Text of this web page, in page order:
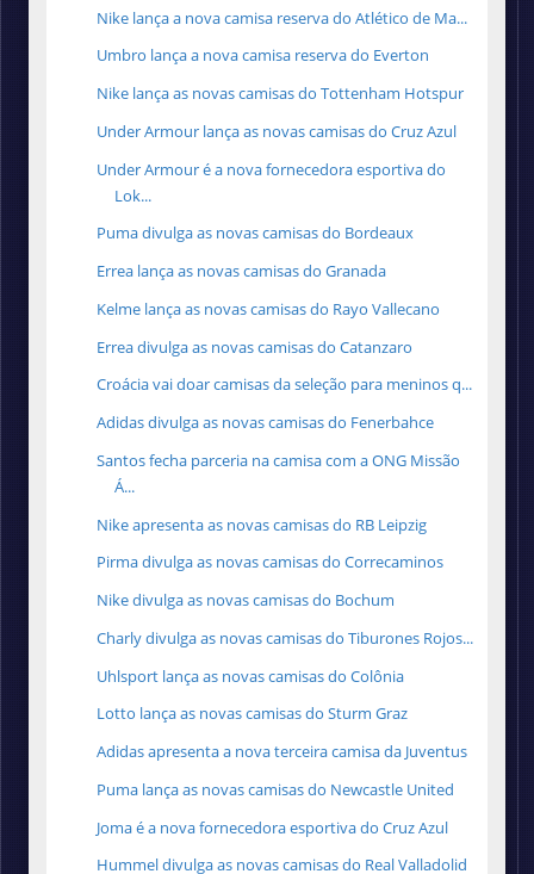
Nike lança a nova camisa reserva do Atlético de Ma...
Umbro lança a nova camisa reserva do Everton
Nike lança as novas camisas do Tottenham Hotspur
Under Armour lança as novas camisas do Cruz Azul
Under Armour é a nova fornecedora esportiva do
Lok...
Puma divulga as novas camisas do Bordeaux
Errea lança as novas camisas do Granada
Kelme lança as novas camisas do Rayo Vallecano
Errea divulga as novas camisas do Catanzaro
Croácia vai doar camisas da seleção para meninos q...
Adidas divulga as novas camisas do Fenerbahce
Santos fecha parceria na camisa com a ONG Missão
Á...
Nike apresenta as novas camisas do RB Leipzig
Pirma divulga as novas camisas do Correcaminos
Nike divulga as novas camisas do Bochum
Charly divulga as novas camisas do Tiburones Rojos...
Uhlsport lança as novas camisas do Colônia
Lotto lança as novas camisas do Sturm Graz
Adidas apresenta a nova terceira camisa da Juventus
Puma lança as novas camisas do Newcastle United
Joma é a nova fornecedora esportiva do Cruz Azul
Hummel divulga as novas camisas do Real Valladolid